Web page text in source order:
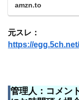
amzn.to
元スレ：
https://
管理人：コメン